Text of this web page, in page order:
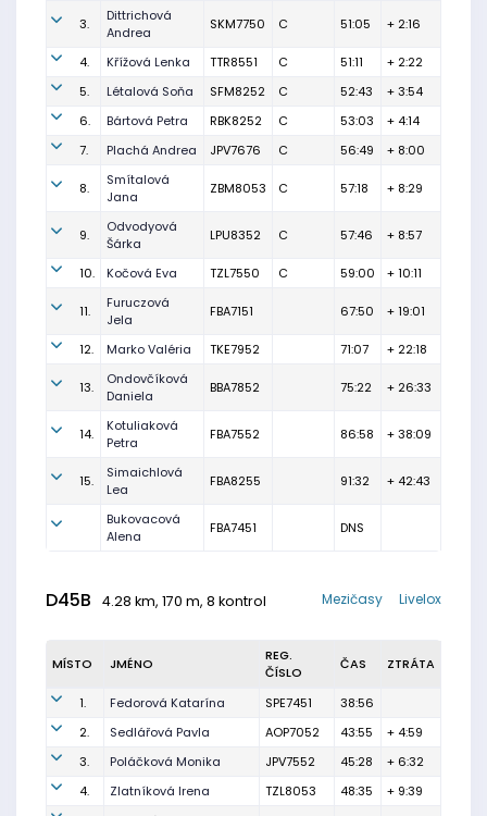
3.
Dittrichová
Andrea
SKM7750 C 51:05 + 2:16
4. Křížová Lenka TTR8551 C 51:11
+ 2:22
5.
Létalová Soňa SFM8252 C 52:43
+ 3:54
6.
Bártová Petra RBK8252 C 53:03
+ 4:14
7.
Plachá Andrea JPV7676 C 56:49 + 8:00
8.
Smítalová
Jana
ZBM8053 C 57:18 + 8:29
9.
Odvodyová
Šárka
LPU8352 C 57:46 + 8:57
10. Kočová Eva TZL7550 C 59:00 + 10:11
11.
Furuczová
Jela
FBA7151 67:50 + 19:01
12. Marko Valéria TKE7952 71:07 + 22:18
13.
Ondovčíková
Daniela
BBA7852 75:22 + 26:33
14.
Kotuliaková
Petra
FBA7552 86:58 + 38:09
15.
Simaichlová
Lea
FBA8255 91:32 + 42:43
Bukovacová
Alena
FBA7451 DNS
D45B 4.28 km, 170 m, 8 kontrol Livelox
Mezičasy
MÍSTO JMÉNO
REG.
ČÍSLO
ČAS ZTRÁTA
1. Fedorová Katarína SPE7451
38:56
2.
Sedlářová Pavla AOP7052 43:55
+ 4:59
3.
Poláčková Monika JPV7552 45:28
+ 6:32
4.
Zlatníková Irena TZL8053 48:35
+ 9:39